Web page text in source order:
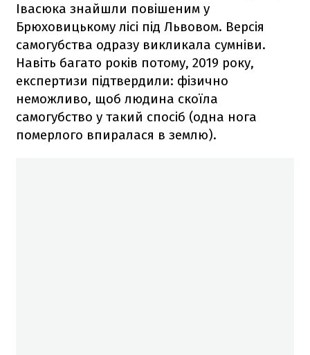
Івасюка знайшли повішеним у
Брюховицькому лісі під Львовом. Версія
самогубства одразу викликала сумніви.
Навіть багато років потому, 2019 року,
експертизи підтвердили: фізично
неможливо, щоб людина скоїла
самогубство у такий спосіб (одна нога
померлого впиралася в землю).